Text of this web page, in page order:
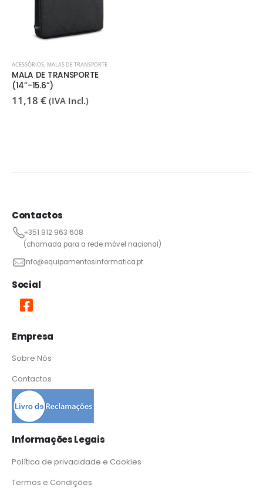
ACESSÓRIOS, MALAS DE TRANSPORTE
MALA DE TRANSPORTE
(14”-15.6”)
11,18 € (IVA Incl.)
Contactos
+351 912 963 608
(chamada para a rede móvel nacional)
info@equipamentosinformatica.pt
Social
Empresa
Sobre Nós
Contactos
Informações Legais
Política de privacidade e Cookies
Termos e Condições